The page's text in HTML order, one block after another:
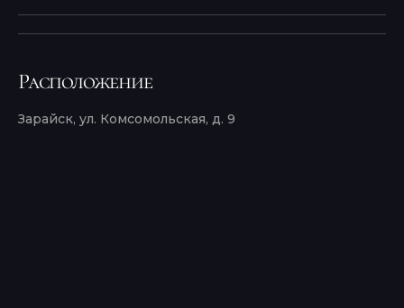
Расположение
Зарайск, ул. Комсомольская, д. 9